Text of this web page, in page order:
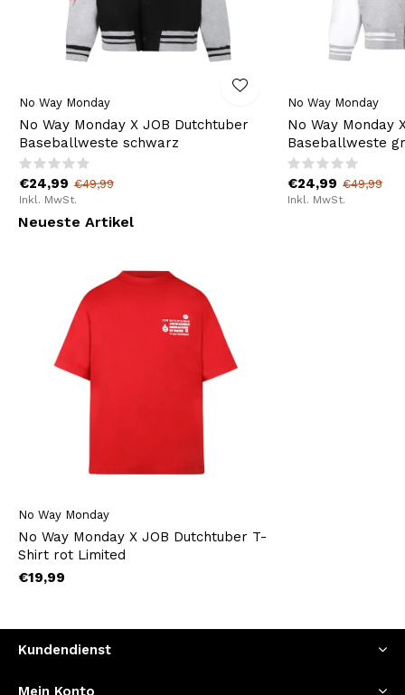
No Way Monday
No Way Monday X JOB Dutchtuber
Baseballweste schwarz
€24,99 €49,99
Inkl. MwSt.
No Way Monday
No Way Monday
Baseballweste
€24,99 €49,99
Inkl. MwSt.
Neueste Artikel
No Way Monday
No Way Monday X JOB Dutchtuber T-
Shirt rot Limited
€19,99
Kundendienst